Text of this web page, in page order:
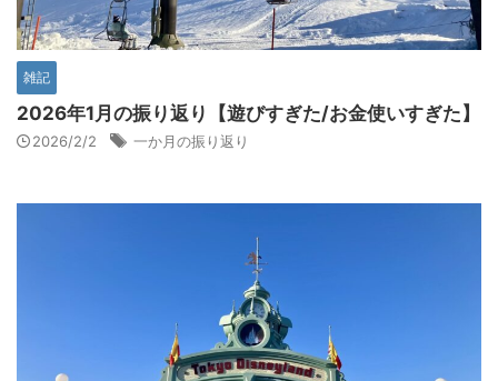
雑記
2026年1月の振り返り【遊びすぎた/お金使いすぎた】
2026/2/2 一か月の振り返り